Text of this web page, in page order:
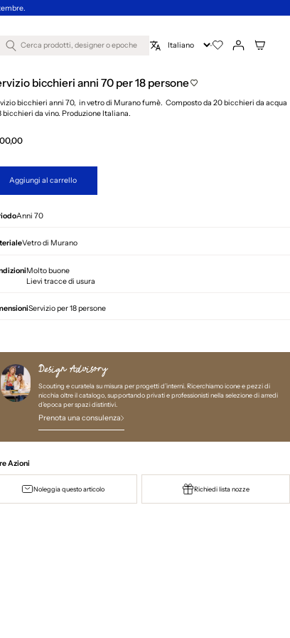
Cerca prodotti, designer o epoche
bicchieri anni 70 per 18 persone
bicchieri anni 70, in vetro di Murano fumè. Composto da 20 bicchieri da acqua
bicchieri da vino. Produzione Italiana.
Aggiungi al carrello
Anni 70
Vetro di Murano
Molto buone
Lievi tracce di usura
Servizio per 18 persone
Design Advisory
Scouting e curatela su misura per progetti d’interni. Ricerchiamo icone e pezzi di
nicchia oltre il catalogo, supportando privati e professionisti nella selezione di arredi
d'epoca per spazi distintivi.
Prenota una consulenza
Azioni
Noleggia questo articolo Richiedi lista nozze